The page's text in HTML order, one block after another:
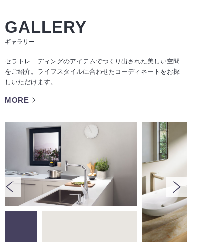
GALLERY
ギャラリー
セラトレーディングのアイテムでつくり出された美しい空間
をご紹介。ライフスタイルに合わせたコーディネートをお探
しいただけます。
MORE